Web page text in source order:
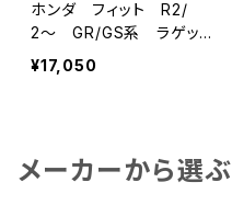
ホンダ フィット R2/
2〜 GR/GS系 ラゲッジ
マット付 フロアマット一
式 カーマット スタンダ
¥17,050
メーカーから選ぶ